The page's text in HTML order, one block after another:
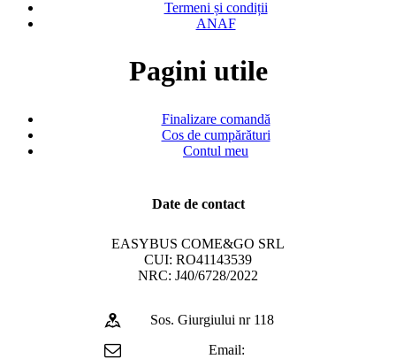
Termeni și condiții
ANAF
Pagini utile
Finalizare comandă
Cos de cumpărături
Contul meu
Date de contact
EASYBUS COME&GO SRL
CUI: RO41143539
NRC: J40/6728/2022
Sos. Giurgiului nr 118
Email: